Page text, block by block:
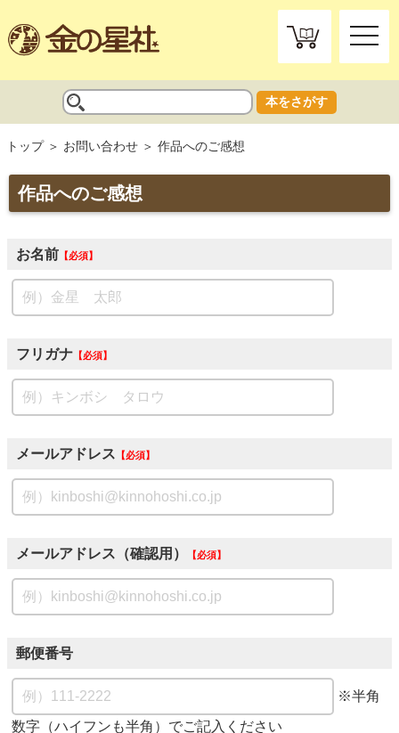
toggle
本をさがす
トップ お問い合わせ 作品へのご感想
作品へのご感想
お名前 必須
フリガナ 必須
メールアドレス 必須
メールアドレス（確認用） 必須
郵便番号
※半角
数字（ハイフンも半角）でご記入ください